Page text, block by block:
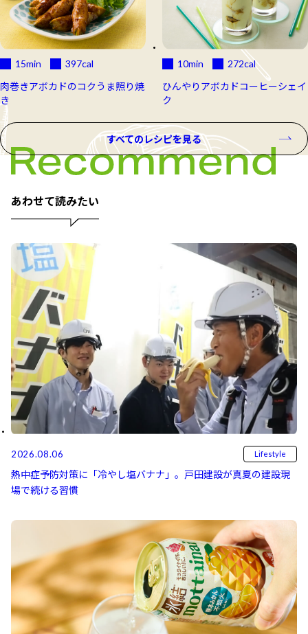
15min 397cal
肉巻きアボカドのコクうま照り焼
き
10min 272cal
ひんやりアボカドコーヒーシェイ
ク
すべてのレシピを見る
あわせて読みたい
2026.08.06 Lifestyle
熱中症予防対策に「冷やし塩バナナ」。戸田建設が真夏の建設現
場で続ける習慣